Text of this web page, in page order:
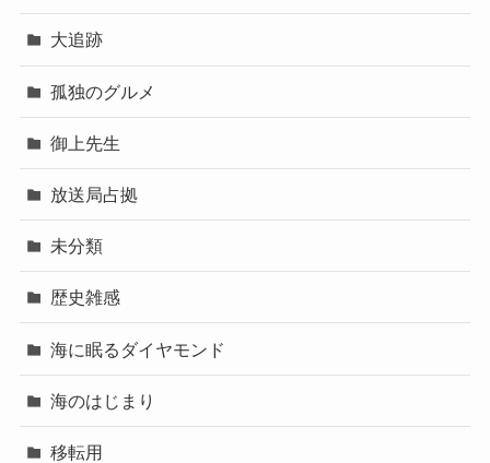
大追跡
孤独のグルメ
御上先生
放送局占拠
未分類
歴史雑感
海に眠るダイヤモンド
海のはじまり
移転用